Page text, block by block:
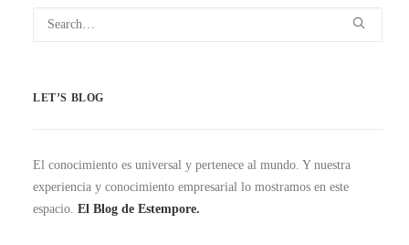
LET’S BLOG
El conocimiento es universal y pertenece al mundo. Y nuestra
experiencia y conocimiento empresarial lo mostramos en este
espacio. El Blog de Estempore.